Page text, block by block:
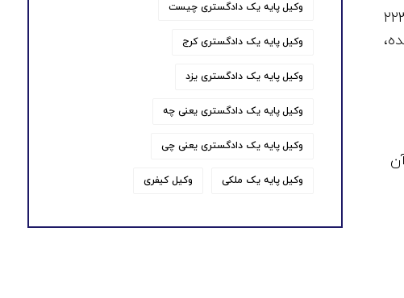
جز مندرجات الزامی ذکر نکرده است و به عقیده برخی از حقوق‌دانان، ماده 223
وکیل پایه یک دادگستری چیست
وکیل پایه یک دادگستری کرج
وکیل پایه یک دادگستری یزد
وکیل پایه یک دادگستری یعنی چه
وکیل پایه یک دادگستری یعنی چی
وکیل پایه یک ملکی وکیل کیفری